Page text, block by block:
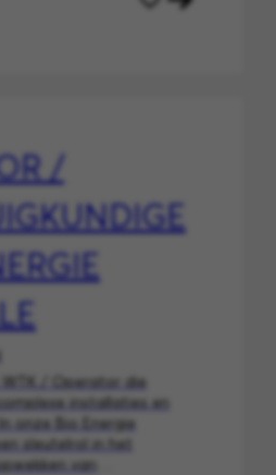
/
WTK / Operator die
installaties en
onze Bio Energie
sleutelrol in het
van